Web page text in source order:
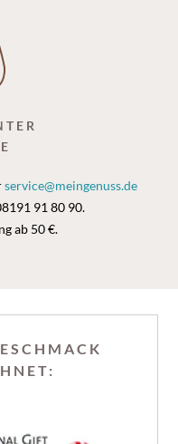
service@meingenuss.de
91 80 90.
ab 50 €.